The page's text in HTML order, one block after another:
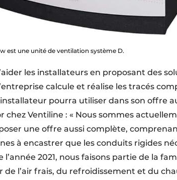
est une unité de ventilation système D.
les installateurs en proposant des
calcule et réalise les tracés
pourra utiliser dans son offre
chez Ventiline : « Nous sommes
une offre aussi complète,
à encastrer que les conduits rigides
2021, nous faisons partie de la
l’air frais, du refroidissement et du